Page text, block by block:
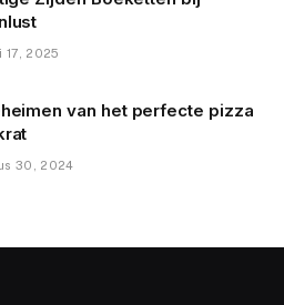
17, 2025
van het perfecte pizza
30, 2024